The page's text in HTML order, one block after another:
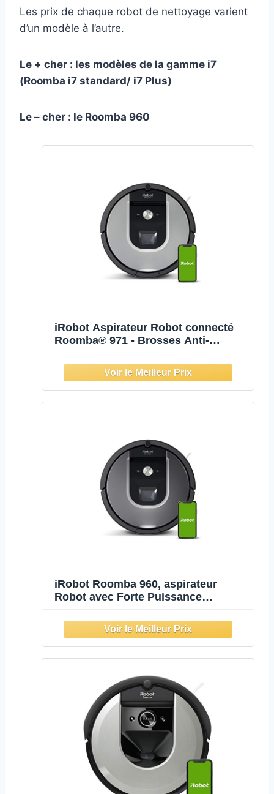
Les prix de chaque robot de nettoyage varient
d’un modèle à l’autre.
Le + cher : les modèles de la gamme i7
(Roomba i7 standard/ i7 Plus)
Le – cher : le Roomba 960
iRobot Aspirateur Robot connecté
Roomba® 971 - Brosses Anti-
Navigation supérieure - Se Recharge
et reprend Le Nettoyage - Contrôle
Vocal et à Distance
iRobot Roomba 960, aspirateur
Robot avec Forte Puissance
emmêlement, idéal pour Animaux,
capteurs de poussière, Parfait sur
Tapis et sols, connecté,
programmable Via app